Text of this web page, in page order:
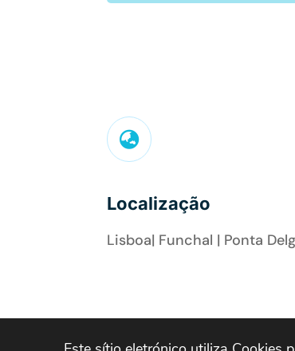

Localização
Lisboa| Funchal | Ponta